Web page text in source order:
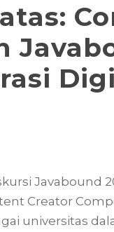
Javabound
Creator
universitas